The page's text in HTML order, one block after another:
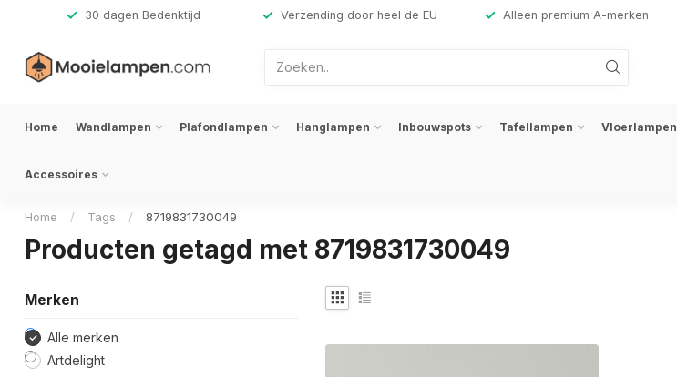
30 dagen Bedenktijd Verzending door heel de EU Alleen premium A-merken
Home Wandlampen Plafondlampen Hanglampen Inbouwspots Tafellampen Vloerlampen
Accessoires
Home / Tags / 8719831730049
Producten getagd met 8719831730049
Merken
Alle merken
Artdelight